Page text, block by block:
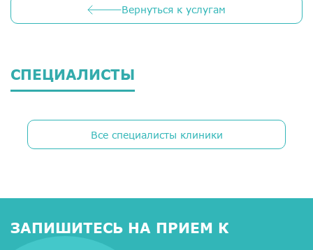
Вернуться к услугам
СПЕЦИАЛИСТЫ
Все специалисты клиники
ЗАПИШИТЕСЬ НА ПРИЕМ К